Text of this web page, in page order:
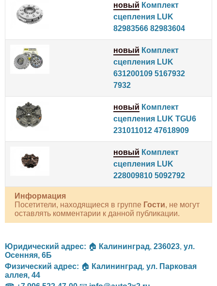
новый Комплект
сцепления LUK
82983566 82983604
новый Комплект
сцепления LUK
631200109 5167932
7932
новый Комплект
сцепления LUK TGU6
231011012 47618909
новый Комплект
сцепления LUK
228009810 5092792
Информация
Посетители, находящиеся в группе Гости, не могут
оставлять комментарии к данной публикации.
Юридический адрес: 🏠 Калининград, 236023, ул.
Осенняя, 6Б
Физический адрес: 🏠 Калининград, ул. Парковая
аллея, 44